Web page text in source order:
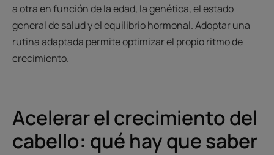
a otra en función de la edad, la genética, el estado
general de salud y el equilibrio hormonal. Adoptar una
rutina adaptada permite optimizar el propio ritmo de
crecimiento.
Acelerar el crecimiento del
cabello: qué hay que saber